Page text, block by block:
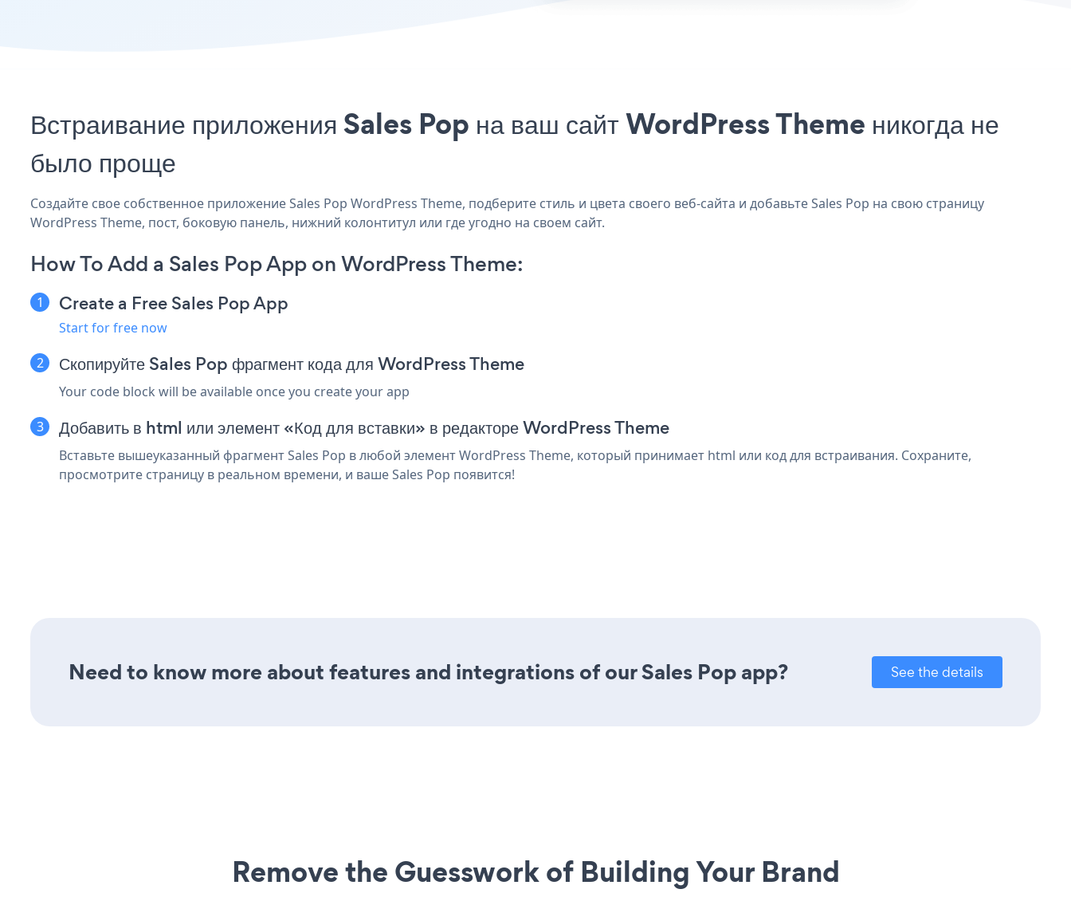
Встраивание приложения Sales Pop на ваш сайт WordPress Theme никогда не
было проще
Создайте свое собственное приложение Sales Pop WordPress Theme, подберите стиль и цвета своего веб-сайта и добавьте Sales Pop на свою страницу
WordPress Theme, пост, боковую панель, нижний колонтитул или где угодно на своем сайт.
How To Add a Sales Pop App on WordPress Theme:
Create a Free Sales Pop App
Start for free now
Скопируйте Sales Pop фрагмент кода для WordPress Theme
Your code block will be available once you create your app
Добавить в html или элемент «Код для вставки» в редакторе WordPress Theme
Вставьте вышеуказанный фрагмент Sales Pop в любой элемент WordPress Theme, который принимает html или код для встраивания. Сохраните,
просмотрите страницу в реальном времени, и ваше Sales Pop появится!
Need to know more about features and integrations of our Sales Pop app? See the details
Remove the Guesswork of Building Your Brand